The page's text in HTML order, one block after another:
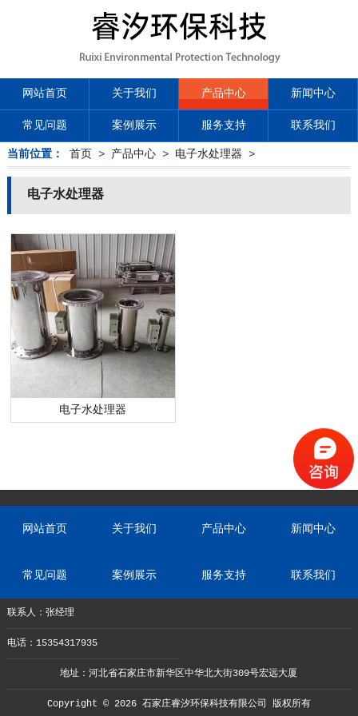
网站首页 关于我们 产品中心 新闻中心
常见问题 案例展示 服务支持 联系我们
当前位置： 首页 > 产品中心> 电子水处理器 >
电子水处理器
电子水处理器
网站首页 关于我们 产品中心 新闻中心
常见问题 案例展示 服务支持 联系我们
联系人：张经理
电话：15354317935
地址：河北省石家庄市新华区中华北大街309号宏远大厦
Copyright © 2026 石家庄睿汐环保科技有限公司 版权所有